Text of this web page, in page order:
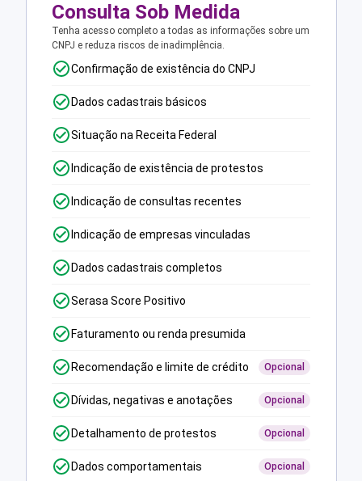
Consulta Sob Medida
Tenha acesso completo a todas as informações sobre um
CNPJ e reduza riscos de inadimplência.
Confirmação de existência do CNPJ
Dados cadastrais básicos
Situação na Receita Federal
Indicação de existência de protestos
Indicação de consultas recentes
Indicação de empresas vinculadas
Dados cadastrais completos
Serasa Score Positivo
Faturamento ou renda presumida
Recomendação e limite de crédito Opcional
Dívidas, negativas e anotações Opcional
Detalhamento de protestos Opcional
Dados comportamentais Opcional